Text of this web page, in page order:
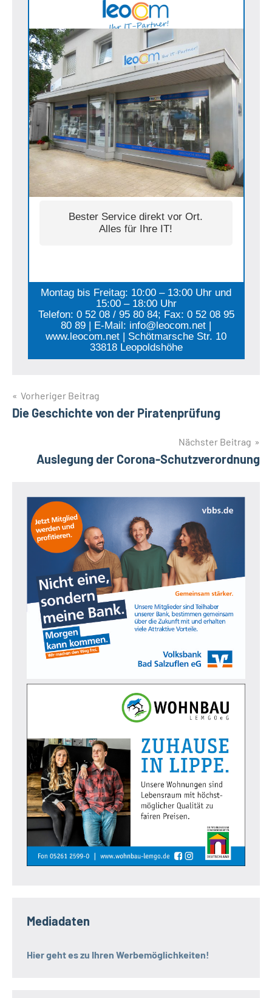
Bester Service direkt vor Ort.
Alles für Ihre IT!
Montag bis Freitag: 10:00 – 13:00 Uhr und
15:00 – 18:00 Uhr
Telefon: 0 52 08 / 95 80 84; Fax: 0 52 08 95
80 89 | E-Mail: info@leocom.net |
www.leocom.net | Schötmarsche Str. 10
33818 Leopoldshöhe
Beitragsnavigation
Vorheriger Beitrag
Die Geschichte von der Piratenprüfung
Nächster Beitrag
Auslegung der Corona-Schutzverordnung
Mediadaten
Hier geht es zu Ihren Werbemöglichkeiten!